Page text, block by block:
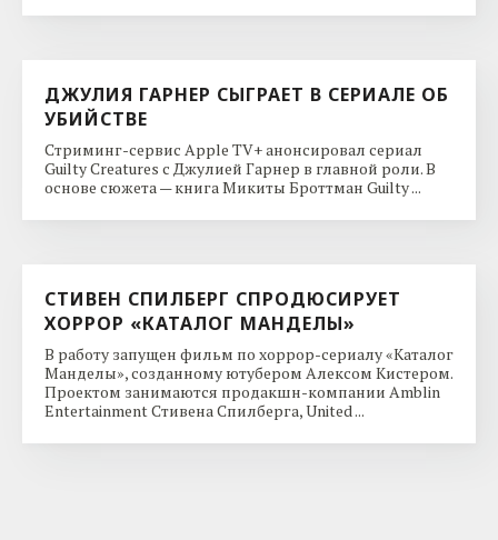
ДЖУЛИЯ ГАРНЕР СЫГРАЕТ В СЕРИАЛЕ ОБ
УБИЙСТВЕ
Стриминг-сервис Apple TV+ анонсировал сериал
Guilty Creatures с Джулией Гарнер в главной роли. В
основе сюжета — книга Микиты Броттман Guilty ...
СТИВЕН СПИЛБЕРГ СПРОДЮСИРУЕТ
ХОРРОР «КАТАЛОГ МАНДЕЛЫ»
В работу запущен фильм по хоррор-сериалу «Каталог
Манделы», созданному ютубером Алексом Кистером.
Проектом занимаются продакшн-компании Amblin
Entertainment Стивена Спилберга, United ...